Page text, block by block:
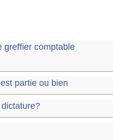
greffier comptable
partie ou bien